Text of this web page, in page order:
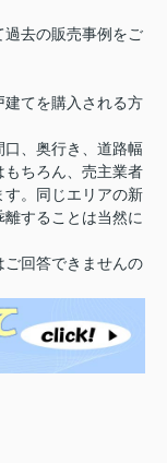
去の販売事例をご
建てを購入される方
、奥行き、道路幅
もちろん、売主業者
。同じエリアの新
することは当然に
ご回答できませんの